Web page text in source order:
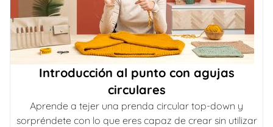
Introducción al punto con agujas
circulares
Aprende a tejer una prenda circular top-down y
sorpréndete con lo que eres capaz de crear sin utilizar